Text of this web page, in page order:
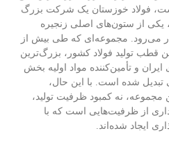
فولاد خوزستان یک شرکت بزرگ
یکی از ستون‌های اصلی زنجیره
می‌رود. مجموعه‌ای که طی بیش از
قطب تولید فولاد کشور، بزرگ‌ترین
و تأمین‌کننده مواد اولیه بخش
تبدیل شده است. با این حال،
نه کمبود ظرفیت تولید،
از ظرفیت‌هایی است که با
ایجاد شده‌اند.